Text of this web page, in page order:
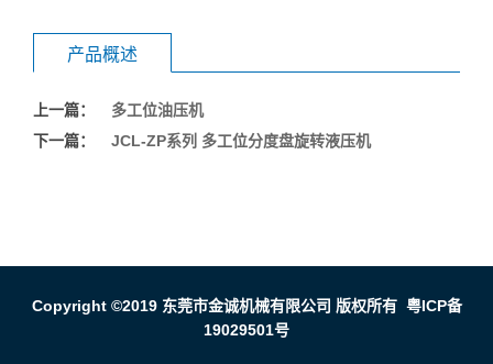
产品概述
上一篇：
多工位油压机
下一篇：
JCL-ZP系列 多工位分度盘旋转液压机
Copyright ©2019 东莞市金诚机械有限公司 版权所有 粤ICP备
19029501号